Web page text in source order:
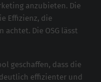
anzubieten. Die
Effizienz, die
Die OSG lässt
geschaffen, dass die
effizienter und